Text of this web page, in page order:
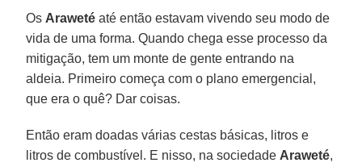
Os Araweté até então estavam vivendo seu modo de
vida de uma forma. Quando chega esse processo da
mitigação, tem um monte de gente entrando na
aldeia. Primeiro começa com o plano emergencial,
que era o quê? Dar coisas.
Então eram doadas várias cestas básicas, litros e
litros de combustível. E nisso, na sociedade Araweté,